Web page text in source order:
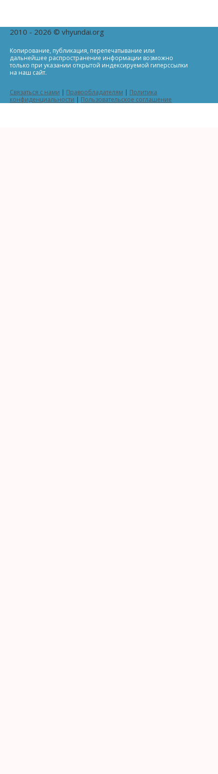
2010 - 2026 © vhyundai.org
Копирование, публикация, перепечатывание или
дальнейшее распространение информации возможно
только при указании открытой индексируемой гиперссылки
на наш сайт.
Связаться с нами | Правообладателям | Политика
конфиденциальности | Пользовательское соглашение